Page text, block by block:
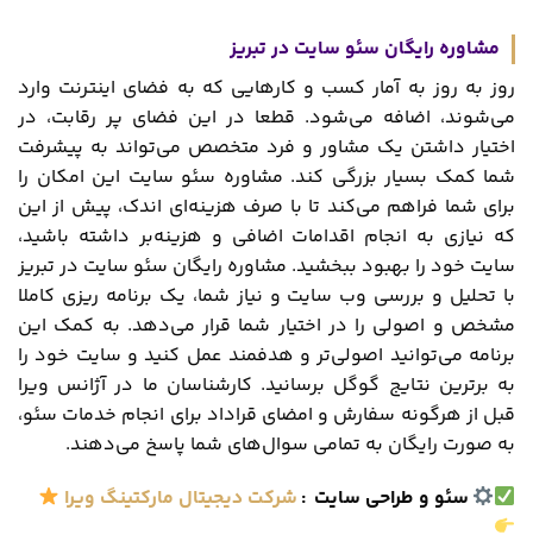
مشاوره رایگان سئو سایت در تبریز
روز به روز به آمار کسب و کارهایی که به فضای اینترنت وارد
می‌شوند، اضافه می‌شود. قطعا در این فضای پر رقابت، در
اختیار داشتن یک مشاور و فرد متخصص می‌تواند به پیشرفت
شما کمک بسیار بزرگی کند. مشاوره سئو سایت این امکان را
برای شما فراهم می‌کند تا با صرف هزینه‌ای اندک، پیش از این
که نیازی به انجام اقدامات اضافی و هزینه‌بر داشته باشید،
سایت خود را بهبود ببخشید. مشاوره رایگان سئو سایت در تبریز
با تحلیل و بررسی وب سایت و نیاز شما، یک برنامه ریزی کاملا
مشخص و اصولی را در اختیار شما قرار می‌دهد. به کمک این
برنامه می‌توانید اصولی‌تر و هدفمند عمل کنید و سایت خود را
به برترین نتایج گوگل برسانید. کارشناسان ما در آژانس ویرا
قبل از هرگونه سفارش و امضای قراداد برای انجام خدمات سئو،
به صورت رایگان به تمامی سوال‌های شما پاسخ می‌دهند.
سئو و طراحی سایت : شرکت دیجیتال مارکتینگ ویرا